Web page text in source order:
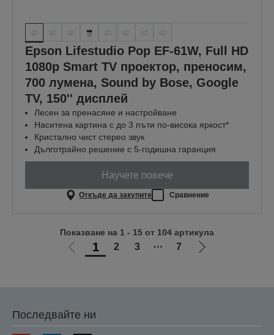
Epson Lifestudio Pop EF-61W, Full HD
1080p Smart TV проектор, преносим,
700 лумена, Sound by Bose, Google
TV, 150'' дисплей
Лесен за пренасяне и настройване
Наситена картина с до 3 пъти по-висока яркост*
Кристално чист стерео звук
Дълготрайно решение с 5-годишна гаранция
Научете повече
Откъде да закупите Сравнение
Отиди
1 2 3 ⋯ 7
Отиди
Показване на 1 - 15 от 104 артикула
Последвайте ни